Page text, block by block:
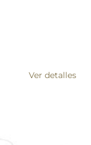
Ver detalles